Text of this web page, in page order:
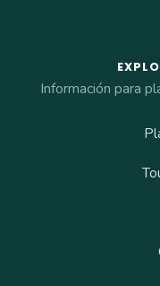
Información para